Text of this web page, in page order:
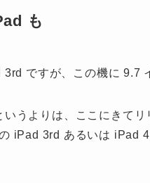
も
ですが、この機に 9.7
うよりは、ここにきて
iPad 3rd あるいは iPad